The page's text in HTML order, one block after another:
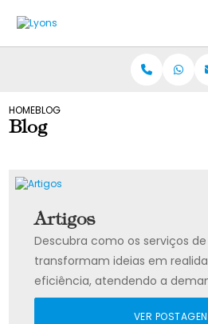
HOMEBLOG
Blog
Artigos
Descubra como os serviços
transformam ideias em
eficiência, atendendo a
e industriais.
VER